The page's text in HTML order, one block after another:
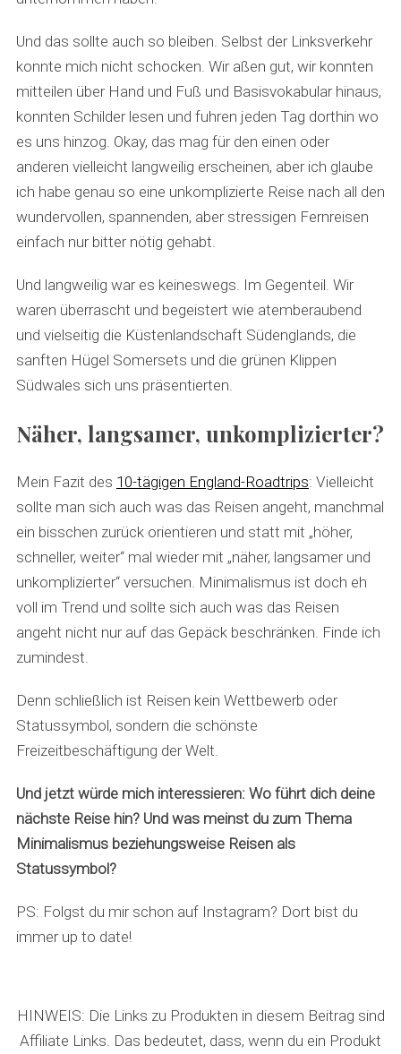
Und das sollte auch so bleiben. Selbst der Linksverkehr
konnte mich nicht schocken. Wir aßen gut, wir konnten
mitteilen über Hand und Fuß und Basisvokabular hinaus,
konnten Schilder lesen und fuhren jeden Tag dorthin wo
es uns hinzog. Okay, das mag für den einen oder
anderen vielleicht langweilig erscheinen, aber ich glaube
ich habe genau so eine unkomplizierte Reise nach all den
wundervollen, spannenden, aber stressigen Fernreisen
einfach nur bitter nötig gehabt.
Und langweilig war es keineswegs. Im Gegenteil. Wir
waren überrascht und begeistert wie atemberaubend
und vielseitig die Küstenlandschaft Südenglands, die
sanften Hügel Somersets und die grünen Klippen
Südwales sich uns präsentierten.
Näher, langsamer, unkomplizierter?
Mein Fazit des 10-tägigen England-Roadtrips: Vielleicht
sollte man sich auch was das Reisen angeht, manchmal
ein bisschen zurück orientieren und statt mit „höher,
schneller, weiter“ mal wieder mit „näher, langsamer und
unkomplizierter“ versuchen. Minimalismus ist doch eh
voll im Trend und sollte sich auch was das Reisen
angeht nicht nur auf das Gepäck beschränken. Finde ich
zumindest.
Denn schließlich ist Reisen kein Wettbewerb oder
Statussymbol, sondern die schönste
Freizeitbeschäftigung der Welt.
Und jetzt würde mich interessieren: Wo führt dich deine
nächste Reise hin? Und was meinst du zum Thema
Minimalismus beziehungsweise Reisen als
Statussymbol?
PS: Folgst du mir schon auf Instagram? Dort bist du
immer up to date!
HINWEIS: Die Links zu Produkten in diesem Beitrag sind
Affiliate Links. Das bedeutet, dass, wenn du ein Produkt